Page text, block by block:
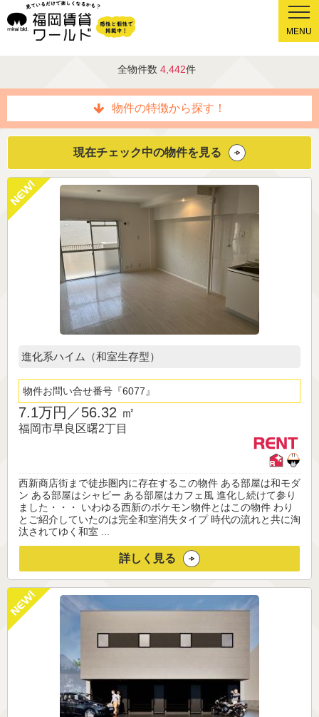
MENU
全物件数 4,442件
物件の特徴から探す！
現在チェック中の物件を見る
進化系ハイム（和室生存型）
物件お問い合せ番号 6077
7.1万円／56.32 ㎡
福岡市早良区曙2丁目
西新商店街まで徒歩圏内に存在するこの物件 ある部屋は和モダ
ン ある部屋はシャビー ある部屋はカフェ風 進化し続けて参り
ました・・・ いわゆる西新のポケモン物件とはこの物件 わり
とご紹介していたのは完全和室消失タイプ 時代の流れと共に淘
汰されてゆく和室 ...
詳しく見る